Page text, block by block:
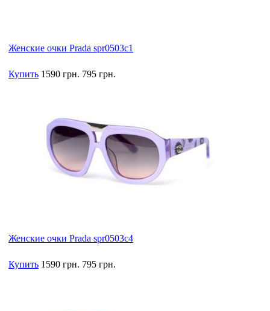
Женские очки Prada spr0503c1
Купить 1590 грн. 795 грн.
Женские очки Prada spr0503c4
Купить 1590 грн. 795 грн.